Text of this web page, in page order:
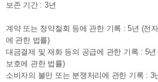
보존 기간 : 3년
계약 또는 청약철회 등에 관한 기록 : 5년 (전
에 관한 법률)
대금결제 및 재화 등의 공급에 관한 기록 : 5
보호에 관한 법률)
소비자의 불만 또는 분쟁처리에 관한 기록 : 3